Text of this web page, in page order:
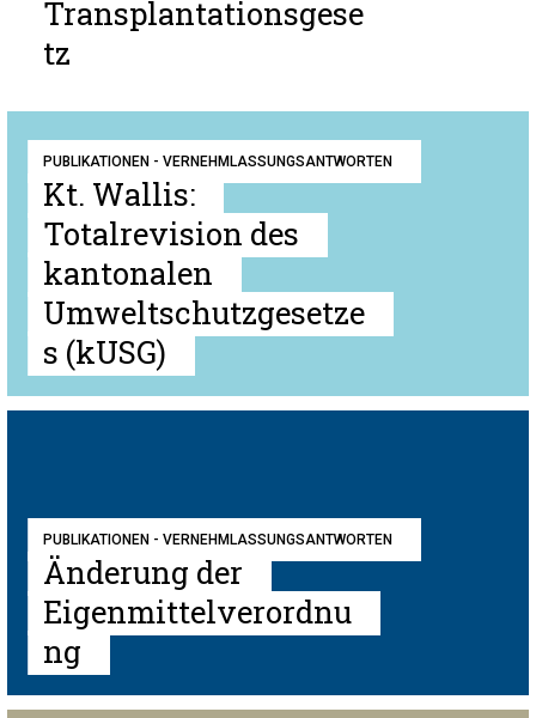
Transplantationsgese
tz
PUBLIKATIONEN - VERNEHMLASSUNGSANTWORTEN
Kt. Wallis:
Totalrevision des
kantonalen
Umweltschutzgesetze
s (kUSG)
PUBLIKATIONEN - VERNEHMLASSUNGSANTWORTEN
Änderung der
Eigenmittelverordnu
ng